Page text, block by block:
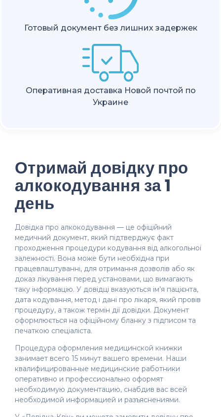
Готовый документ без лишних задержек
Оперативная доставка Новой почтой по
Украине
Отримай довідку про
алкокодування за 1
день
Довідка про алкокодування — це офіційний
медичний документ, який підтверджує факт
проходження процедури кодування від алкогольної
залежності. Вона може бути необхідна при
працевлаштуванні, для отримання дозволів або як
доказ лікування перед установами, що вимагають
таку інформацію. У довідці вказуються ім’я пацієнта,
дата кодування, метод і дані про лікаря, який провів
процедуру, а також термін дії довідки. Документ
оформлюється на офіційному бланку з підписом та
печаткою спеціаліста.
Процедура оформления медицинской книжки
занимает всего 15 минут вашего времени. Наши
квалифицированные медицинские работники
оперативно и профессионально оформят
необходимую документацию, снабдив вас всей
необходимой информацией и разъяснениями.